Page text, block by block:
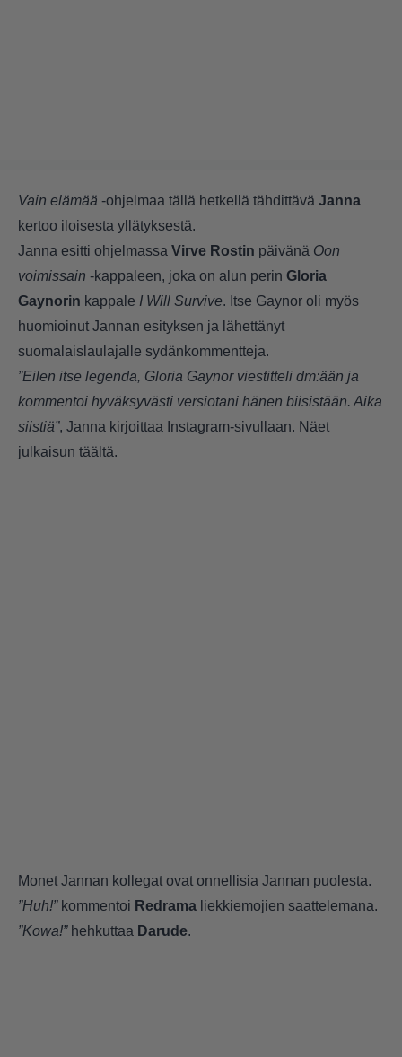
Vain elämää -ohjelmaa tällä hetkellä tähdittävä Janna
kertoo iloisesta yllätyksestä.
Janna esitti ohjelmassa Virve Rostin päivänä Oon
voimissain -kappaleen, joka on alun perin Gloria
Gaynorin kappale I Will Survive. Itse Gaynor oli myös
huomioinut Jannan esityksen ja lähettänyt
suomalaislaulajalle sydänkommentteja.
”Eilen itse legenda, Gloria Gaynor viestitteli dm:ään ja
kommentoi hyväksyvästi versiotani hänen biisistään. Aika
siistiä”, Janna kirjoittaa Instagram-sivullaan. Näet
julkaisun täältä.
Monet Jannan kollegat ovat onnellisia Jannan puolesta.
”Huh!”kommentoi Redrama liekkiemojien saattelemana.
”Kowa!”hehkuttaa Darude.